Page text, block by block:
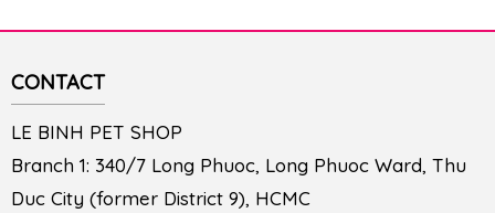
CONTACT
LE BINH PET SHOP
Branch 1: 340/7 Long Phuoc, Long Phuoc Ward, Thu
Duc City (former District 9), HCMC